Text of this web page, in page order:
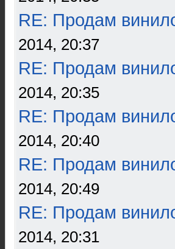
RE: Продам
2014, 20:37
RE: Продам
2014, 20:35
RE: Продам
2014, 20:40
RE: Продам
2014, 20:49
RE: Продам
2014, 20:31